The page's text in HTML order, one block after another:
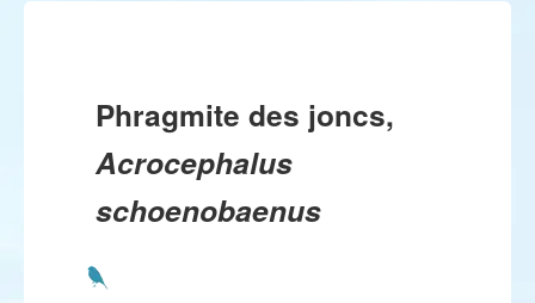
Phragmite des joncs,
Acrocephalus
schoenobaenus